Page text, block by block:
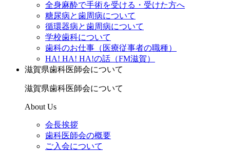
全身麻酔で手術を受ける・受けた方へ
糖尿病と歯周病について
循環器病と歯周病について
学校歯科について
歯科のお仕事（医療従事者の職種）
HA! HA! HA!の話（FM滋賀）
滋賀県歯科医師会について
滋賀県歯科医師会について
About Us
会長挨拶
歯科医師会の概要
ご入会について